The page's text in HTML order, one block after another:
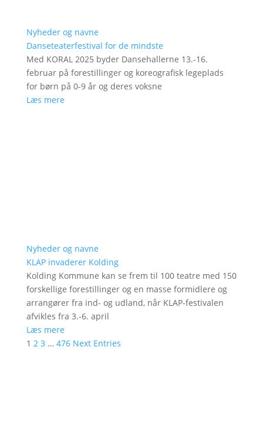
Nyheder og navne
Danseteaterfestival for de mindste
Med KORAL 2025 byder Dansehallerne 13.-16.
februar på forestillinger og koreografisk legeplads
for børn på 0-9 år og deres voksne
Læs mere
Nyheder og navne
KLAP invaderer Kolding
Kolding Kommune kan se frem til 100 teatre med 150
forskellige forestillinger og en masse formidlere og
arrangører fra ind- og udland, når KLAP-festivalen
afvikles fra 3.-6. april
Læs mere
1 2 3 … 476 Next Entries